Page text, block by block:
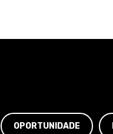
OPORTUNIDADE